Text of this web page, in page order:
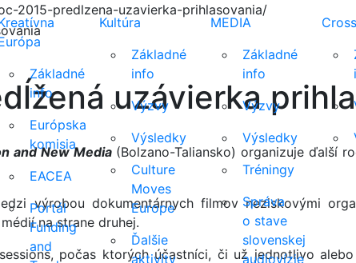
2015-predlzena-uzavierka-prihlasovania/
Základné
info
Európska
komisia
EACEA
Portál
Funding
and
Kultúra
Základné
info
Výzvy
Výsledky
Culture
Moves
Europe
Ďalšie
aktivity
MEDIA
Základné
info
Výzvy
Výsledky
Tréningy
Správa
o stave
slovenskej
audiovízie
Cross
uzávierka
and New Media(Bolzano-Taliansko) organizuje ďalší
výrobou dokumentárnych filmov neziskovými
na strane druhej.
počas ktorých účastníci, či už jednotlivo